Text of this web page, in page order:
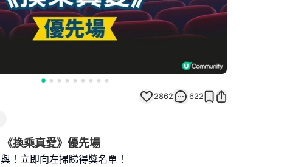
2862 622
換乘真愛》優先場
！立即向左掃睇得獎名單！